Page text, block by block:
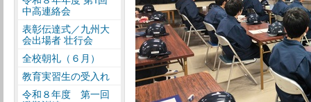
中高連絡会
表彰伝達式／九州大
会出場者 壮行会
全校朝礼（６月）
教育実習生の受入れ
令和８年度 第一回